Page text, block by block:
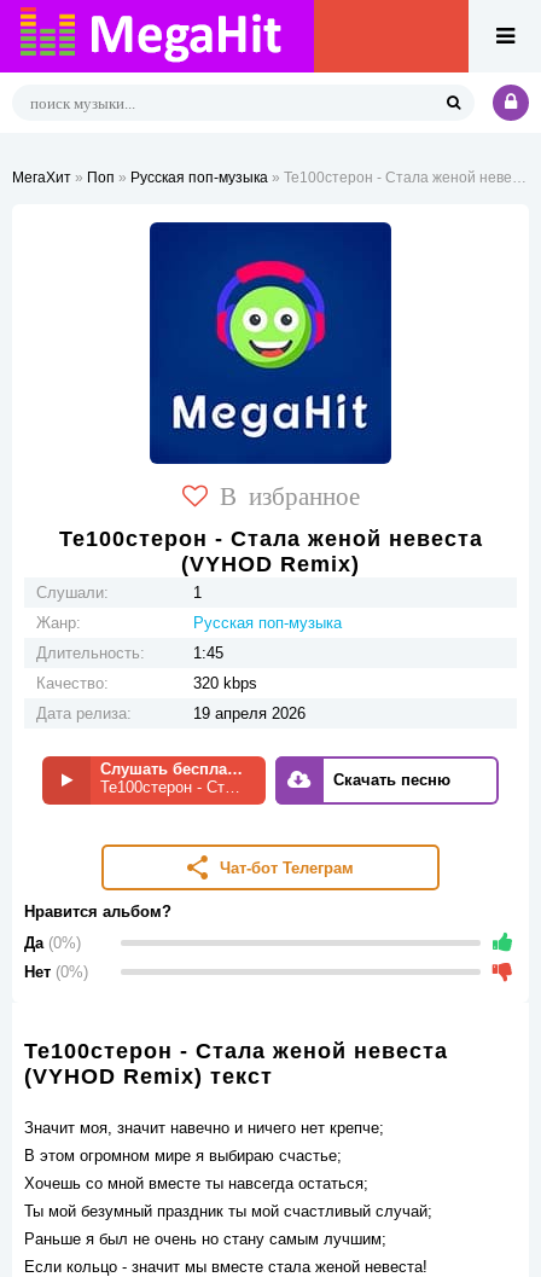
МегаХит » Поп » Русская поп-музыка » Те100стерон - Стала женой невеста (VYHOD Remix)
В избранное
Те100стерон - Стала женой невеста
(VYHOD Remix)
Слушали:
1
Жанр:
Русская поп-музыка
Длительность:
1:45
Качество:
320 kbps
Дата релиза:
19 апреля 2026
Слушать бесплатно
Те100стерон - Стала женой невеста (VYHOD Remix)
Скачать песню
Чат-бот Телеграм
Нравится альбом?
Да (0%)
Нет (0%)
Те100стерон - Стала женой невеста
(VYHOD Remix) текст
Значит моя, значит навечно и ничего нет крепче;
В этом огромном мире я выбираю счастье;
Хочешь со мной вместе ты навсегда остаться;
Ты мой безумный праздник ты мой счастливый случай;
Раньше я был не очень но стану самым лучшим;
Если кольцо - значит мы вместе стала женой невеста!